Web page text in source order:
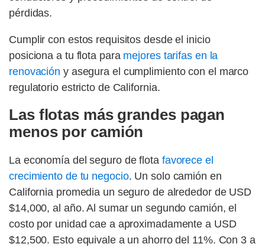
pérdidas.
Cumplir con estos requisitos desde el inicio
posiciona a tu flota para mejores tarifas en la
renovación y asegura el cumplimiento con el marco
regulatorio estricto de California.
Las flotas más grandes pagan
menos por camión
La economía del seguro de flota favorece el
crecimiento de tu negocio. Un solo camión en
California promedia un seguro de alrededor de USD
$14,000, al año. Al sumar un segundo camión, el
costo por unidad cae a aproximadamente a USD
$12,500. Esto equivale a un ahorro del 11%. Con 3 a